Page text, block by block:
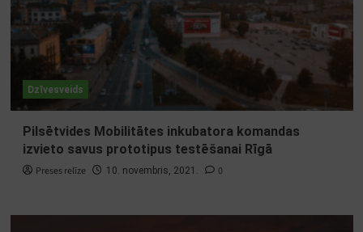
Dzīvesveids
Pilsētvides Mobilitātes inkubatora komandas
izvieto savus prototipus testēšanai Rīgā
Preses relīze 10. novembris, 2021. 0